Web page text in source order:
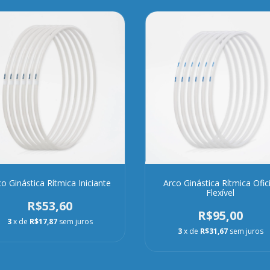
Ginástica Rítmica Iniciante
R$53,60
3 x de R$17,87 sem juros
Arco Ginástica Rítmica
Flexível
R$95,00
3 x de R$31,67 sem juros